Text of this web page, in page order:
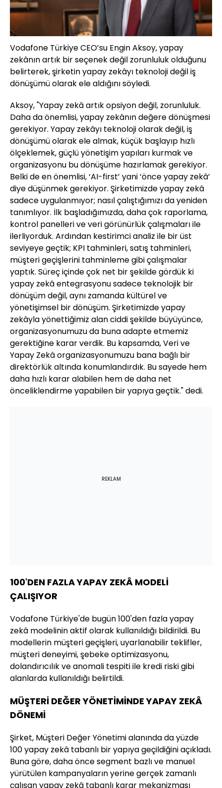
Vodafone Türkiye CEO’su Engin Aksoy, yapay
zekânın artık bir seçenek değil zorunluluk olduğunu
belirterek, şirketin yapay zekâyı teknoloji değil iş
dönüşümü olarak ele aldığını söyledi.
Aksoy, "Yapay zekâ artık opsiyon değil, zorunluluk.
Daha da önemlisi, yapay zekânın değere dönüşmesi
gerekiyor. Yapay zekâyı teknoloji olarak değil, iş
dönüşümü olarak ele almak, küçük başlayıp hızlı
ölçeklemek, güçlü yönetişim yapıları kurmak ve
organizasyonu bu dönüşüme hazırlamak gerekiyor.
Belki de en önemlisi, ‘AI-first’ yani ‘önce yapay zekâ’
diye düşünmek gerekiyor. Şirketimizde yapay zekâ
sadece uygulanmıyor; nasıl çalıştığımızı da yeniden
tanımlıyor. İlk başladığımızda, daha çok raporlama,
kontrol panelleri ve veri görünürlük çalışmaları ile
ilerliyorduk. Ardından kestirimci analiz ile bir üst
seviyeye geçtik; KPI tahminleri, satış tahminleri,
müşteri geçişlerini tahminleme gibi çalışmalar
yaptık. Süreç içinde çok net bir şekilde gördük ki
yapay zekâ entegrasyonu sadece teknolojik bir
dönüşüm değil, aynı zamanda kültürel ve
yönetişimsel bir dönüşüm. Şirketimizde yapay
zekâyla yönettiğimiz alan ciddi şekilde büyüyünce,
organizasyonumuzu da buna adapte etmemiz
gerektiğine karar verdik. Bu kapsamda, Veri ve
Yapay Zekâ organizasyonumuzu bana bağlı bir
direktörlük altında konumlandırdık. Bu sayede hem
daha hızlı karar alabilen hem de daha net
önceliklendirme yapabilen bir yapıya geçtik." dedi.
REKLAM
100'DEN FAZLA YAPAY ZEKÂ MODELİ
ÇALIŞIYOR
Vodafone Türkiye'de bugün 100'den fazla yapay
zekâ modelinin aktif olarak kullanıldığı bildirildi. Bu
modellerin müşteri geçişleri, uyarlanabilir teklifler,
müşteri deneyimi, şebeke optimizasyonu,
dolandırıcılık ve anomali tespiti ile kredi riski gibi
alanlarda kullanıldığı belirtildi.
MÜŞTERİ DEĞER YÖNETİMİNDE YAPAY ZEKÂ
DÖNEMİ
Şirket, Müşteri Değer Yönetimi alanında da yüzde
100 yapay zekâ tabanlı bir yapıya geçildiğini açıkladı.
Buna göre, daha önce segment bazlı ve manuel
yürütülen kampanyaların yerine gerçek zamanlı
çalışan yapay zekâ tabanlı karar mekanizması